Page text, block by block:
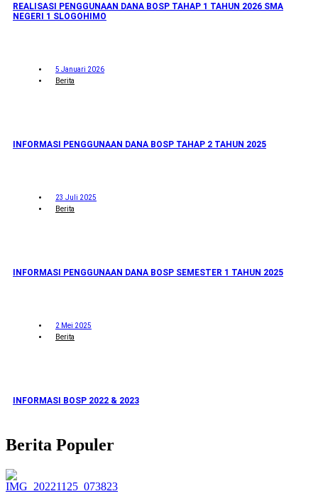
REALISASI PENGGUNAAN DANA BOSP TAHAP 1 TAHUN 2026 SMA
NEGERI 1 SLOGOHIMO
5 Januari 2026
Berita
INFORMASI PENGGUNAAN DANA BOSP TAHAP 2 TAHUN 2025
23 Juli 2025
Berita
INFORMASI PENGGUNAAN DANA BOSP SEMESTER 1 TAHUN 2025
2 Mei 2025
Berita
INFORMASI BOSP 2022 & 2023
Berita Populer